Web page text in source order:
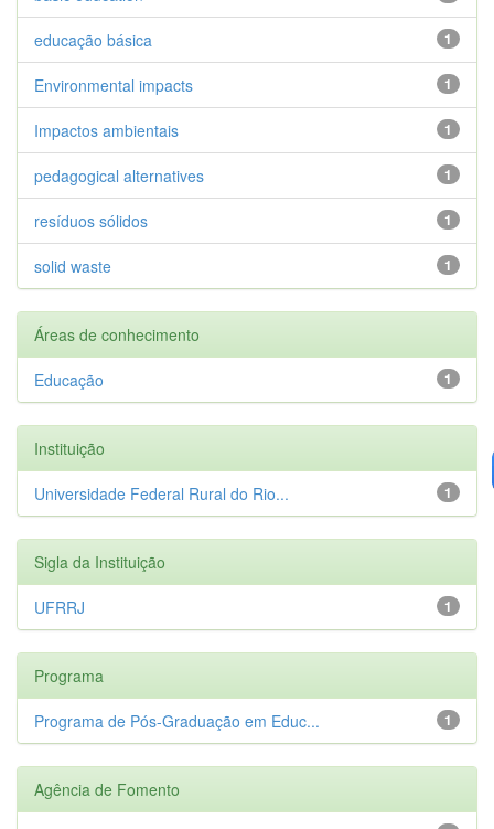
1
educação básica
1
Environmental impacts
1
Impactos ambientais
1
pedagogical alternatives
1
resíduos sólidos
1
solid waste
Áreas de conhecimento
1
Educação
Instituição
1
Universidade Federal Rural do Rio...
Sigla da Instituição
1
UFRRJ
Programa
1
Programa de Pós-Graduação em Educ...
Agência de Fomento